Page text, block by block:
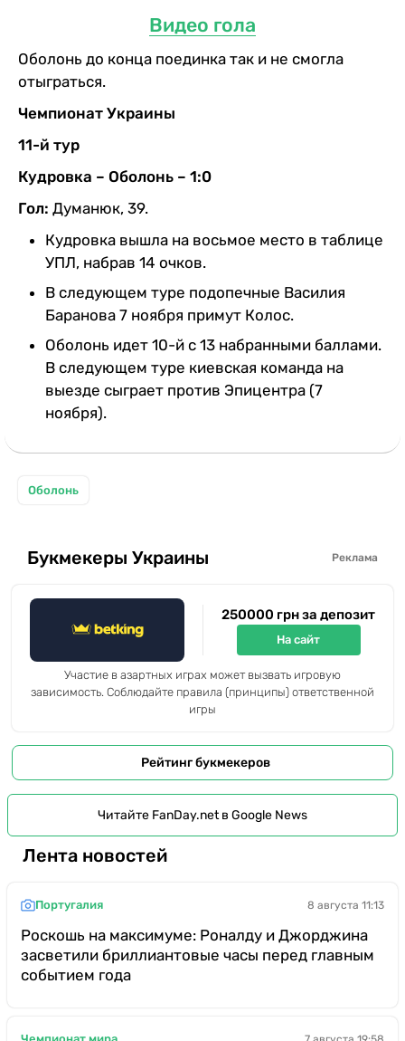
Видео гола
Оболонь до конца поединка так и не смогла
отыграться.
Чемпионат Украины
11-й тур
Кудровка – Оболонь – 1:0
Гол: Думанюк, 39.
Кудровка вышла на восьмое место в таблице
УПЛ, набрав 14 очков.
В следующем туре подопечные Василия
Баранова 7 ноября примут Колос.
Оболонь идет 10-й с 13 набранными баллами.
В следующем туре киевская команда на
выезде сыграет против Эпицентра (7
ноября).
Оболонь
Букмекеры Украины Реклама
250000 грн за депозит
На сайт
Участие в азартных играх может вызвать игровую
зависимость. Соблюдайте правила (принципы) ответственной
игры
Рейтинг букмекеров
Читайте FanDay.net в Google News
Лента новостей
Португалия 8 августа 11:13
Роскошь на максимуме: Роналду и Джорджина
засветили бриллиантовые часы перед главным
событием года